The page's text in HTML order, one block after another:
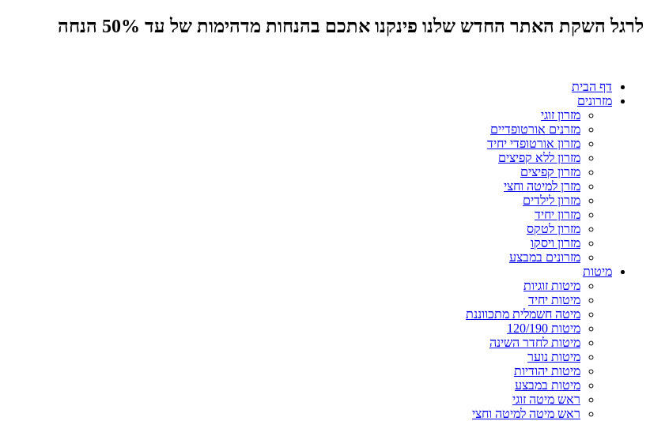
לרגל השקת האתר החדש שלנו פינקנו אתכם בהנחות מדהימות של עד 50% הנחה
דף הבית
מזרונים
מזרון זוגי
מזרנים אורטופדיים
מזרון אורטופדי יחיד
מזרון ללא קפיצים
מזרון קפיצים
מזרן למיטה וחצי
מזרון לילדים
מזרון יחיד
מזרון לטקס
מזרון ויסקו
מזרונים במבצע
מיטות
מיטות זוגיות
מיטות יחיד
מיטה חשמלית מתכווננת
מיטות 120/190
מיטות לחדר השינה
מיטות נוער
מיטות יהודיות
מיטות במבצע
ראש מיטה זוגי
ראש מיטה למיטה וחצי